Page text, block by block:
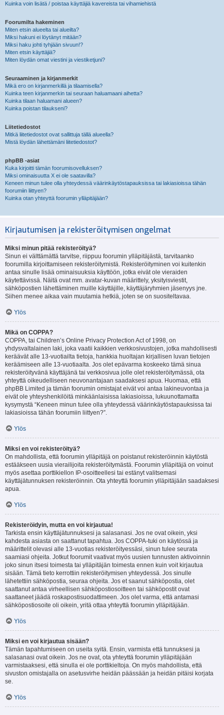
Kuinka voin lisätä / poistaa käyttäjiä kavereista tai vihamiehistä
Foorumilta hakeminen
Miten etsin alueelta tai alueilta?
Miksi hakuni ei löytänyt mitään?
Miksi haku johti tyhjään sivuun!?
Miten etsin käyttäjiä?
Miten löydän omat viestini ja viestiketjuni?
Seuraaminen ja kirjanmerkit
Mikä ero on kirjanmerkillä ja tilaamisella?
Kuinka teen kirjanmerkin tai seuraan haluamaani aihetta?
Kuinka tilaan haluamani alueen?
Kuinka poistan tilaukseni?
Liitetiedostot
Mitkä liitetiedostot ovat sallittuja tällä alueella?
Mistä löydän lähettämäni liitetiedostot?
phpBB -asiat
Kuka kirjoitti tämän foorumisovelluksen?
Miksi ominaisuutta X ei ole saatavilla?
Keneen minun tulee olla yhteydessä väärinkäytöstapauksissa tai lakiasioissa tähän
foorumiin liittyen?
Kuinka otan yhteyttä foorumin ylläpitäjään?
Kirjautumisen ja rekisteröitymisen ongelmat
Miksi minun pitää rekisteröityä?
Sinun ei välttämättä tarvitse, riippuu foorumin ylläpitäjästä, tarvitaanko
foorumilla kirjoittamiseen rekisteröitymistä. Rekisteröityminen voi kuitenkin
antaa sinulle lisää ominaisuuksia käyttöön, jotka eivät ole vieraiden
käytettävissä. Näitä ovat mm. avatar-kuvan määrittely, yksityisviestit,
sähköpostien lähettäminen muille käyttäjille, käyttäjäryhmien jäsenyys jne.
Siihen menee aikaa vain muutamia hetkiä, joten se on suositeltavaa.
Ylös
Mikä on COPPA?
COPPA, tai Children’s Online Privacy Protection Act of 1998, on
yhdysvaltalainen laki, joka vaatii kaikkien verkkosivustojen, jotka mahdollisesti
keräävät alle 13-vuotiailta tietoja, hankkia huoltajan kirjallisen luvan tietojen
keräämiseen alle 13-vuotiaalta. Jos olet epävarma koskeeko tämä sinua
rekisteröityvänä käyttäjänä tai verkkosivua jolle olet rekisteröitymässä, ota
yhteyttä oikeudelliseen neuvonantajaan saadaksesi apua. Huomaa, että
phpBB Limited ja tämän foorumin omistajat eivät voi antaa lakineuvontaa ja
eivät ole yhteyshenkilöitä minkäänlaisissa lakiasioissa, lukuunottamatta
kysymystä “Keneen minun tulee olla yhteydessä väärinkäytöstapauksissa tai
lakiasioissa tähän foorumiin liittyen?”.
Ylös
Miksi en voi rekisteröityä?
On mahdollista, että foorumin ylläpitäjä on poistanut rekisteröinnin käytöstä
estääkseen uusia vierailijoita rekisteröitymästä. Foorumin ylläpitäjä on voinut
myös asettaa porttikiellon IP-osoitteellesi tai estänyt valitsemasi
käyttäjätunnuksen rekisteröinnin. Ota yhteyttä foorumin ylläpitäjään saadaksesi
apua.
Ylös
Rekisteröidyin, mutta en voi kirjautua!
Tarkista ensin käyttäjätunnuksesi ja salasanasi. Jos ne ovat oikein, yksi
kahdesta asiasta on saattanut tapahtua. Jos COPPA-tuki on käytössä ja
määrittelit olevasi alle 13-vuotias rekisteröityessäsi, sinun tulee seurata
saamiasi ohjeita. Jotkut foorumit vaativat myös uusien tunnusten aktivoinnin
joko sinun itsesi toimesta tai ylläpitäjän toimesta ennen kuin voit kirjautua
sisään. Tämä tieto kerrottiin rekisteröitymisen yhteydessä. Jos sinulle
lähetettiin sähköpostia, seuraa ohjeita. Jos et saanut sähköpostia, olet
saattanut antaa virheellisen sähköpostiosoitteen tai sähköpostit ovat
saattaneet jäädä roskapostisuodattimeen. Jos olet varma, että antamasi
sähköpostiosoite oli oikein, yritä ottaa yhteyttä foorumin ylläpitäjään.
Ylös
Miksi en voi kirjautua sisään?
Tämän tapahtumiseen on useita syitä. Ensin, varmista että tunnuksesi ja
salasanasi ovat oikein. Jos ne ovat, ota yhteyttä foorumin ylläpitäjään
varmistaaksesi, että sinulla ei ole porttikieltoja. On myös mahdollista, että
sivuston omistajalla on asetusvirhe heidän päässään ja heidän pitäisi korjata
se.
Ylös